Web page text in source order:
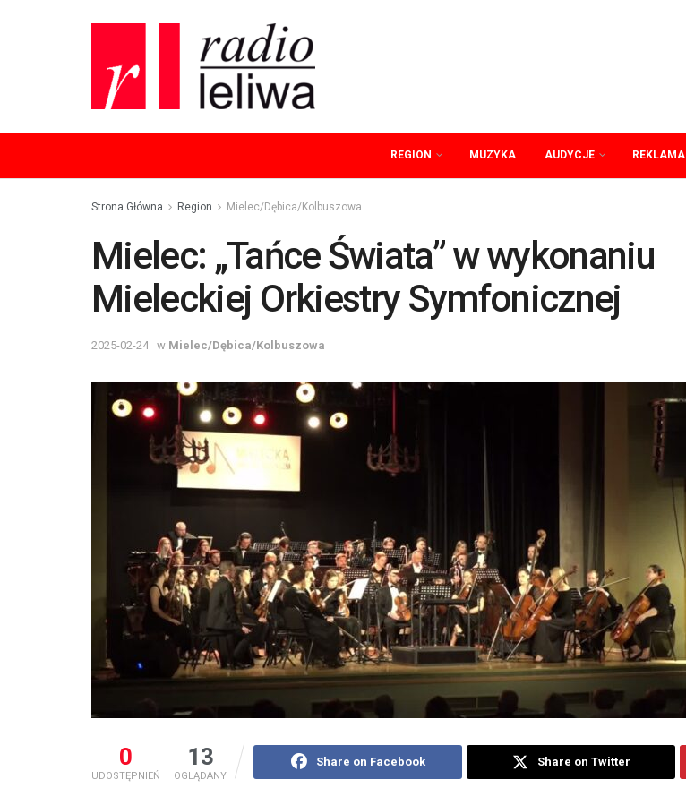
REGION MUZYKA AUDYCJE REKLAMA
Strona Główna Region Mielec/Dębica/Kolbuszowa
Mielec: „Tańce Świata” w wykonaniu
Mieleckiej Orkiestry Symfonicznej
2025-02-24 w Mielec/Dębica/Kolbuszowa
0
UDOSTĘPNIEŃ
13
OGLĄDANY
Share on Facebook Share on Twitter